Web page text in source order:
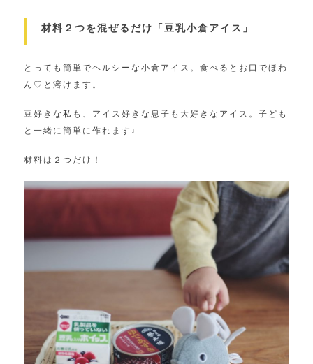
材料２つを混ぜるだけ「豆乳小倉アイス」
とっても簡単でヘルシーな小倉アイス。食べるとお口でほわ
ん♡と溶けます。
豆好きな私も、アイス好きな息子も大好きなアイス。子ども
と一緒に簡単に作れます♩
材料は２つだけ！